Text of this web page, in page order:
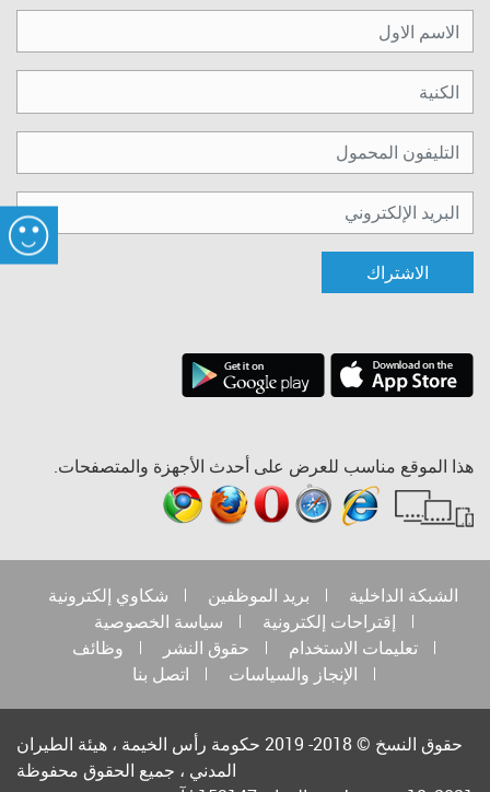
الاشتراك
هذا الموقع مناسب للعرض على أحدث الأجهزة والمتصفحات.
الشبكة الداخلية بريد الموظفين
شكاوي إلكترونية
إقتراحات إلكترونية
سياسة الخصوصية
تعليمات الاستخدام
حقوق النشر
وظائف
الإنجاز والسياسات
اتصل بنا
حقوق النسخ © 2018- 2019 حكومة رأس الخيمة ، هيئة الطيران
المدني ، جميع الحقوق محفوظة